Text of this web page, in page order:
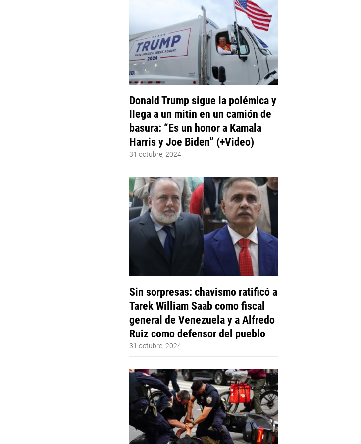
Donald Trump sigue la polémica y
llega a un mitin en un camión de
basura: “Es un honor a Kamala
Harris y Joe Biden” (+Video)
31 octubre, 2024
Sin sorpresas: chavismo ratificó a
Tarek William Saab como fiscal
general de Venezuela y a Alfredo
Ruiz como defensor del pueblo
31 octubre, 2024